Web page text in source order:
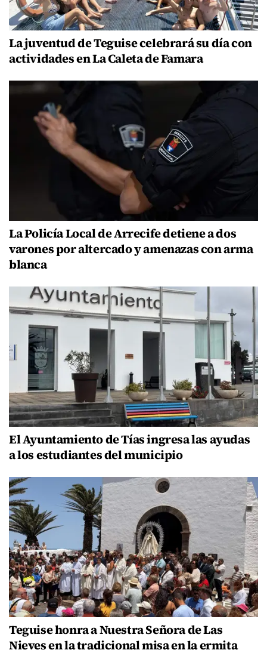
La juventud de Teguise celebrará su día con
actividades en La Caleta de Famara
La Policía Local de Arrecife detiene a dos
varones por altercado y amenazas con arma
blanca
El Ayuntamiento de Tías ingresa las ayudas
a los estudiantes del municipio
Teguise honra a Nuestra Señora de Las
Nieves en la tradicional misa en la ermita